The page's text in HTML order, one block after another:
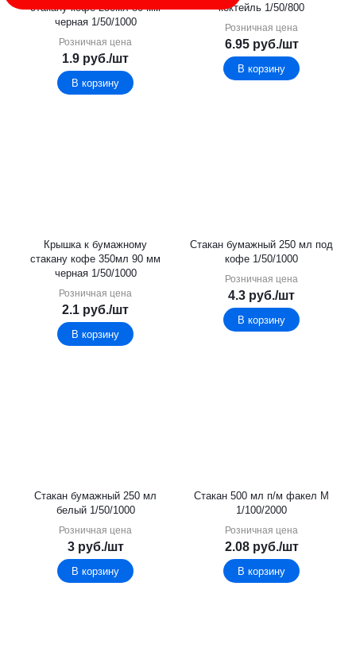
стакану кофе 250мл 80 мм
черная 1/50/1000
Розничная цена
1.9 руб./шт
В корзину
коктейль 1/50/800
Розничная цена
6.95руб./шт
В корзину
Крышка к бумажному
стакану кофе 350мл 90 мм
черная 1/50/1000
Розничная цена
2.1 руб./шт
В корзину
Стакан бумажный 250 мл под
кофе 1/50/1000
Розничная цена
4.3 руб./шт
В корзину
Стакан бумажный 250 мл
белый 1/50/1000
Розничная цена
3руб./шт
В корзину
Стакан 500 мл п/м факел М
1/100/2000
Розничная цена
2.08руб./шт
В корзину